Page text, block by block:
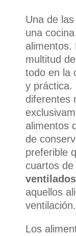
Una de
una
alimentos.
multitud
todo en la
y práctica.
diferentes
alimentos
de
preferible
cuartos
ventilados
aquellos
ventilación.
Los